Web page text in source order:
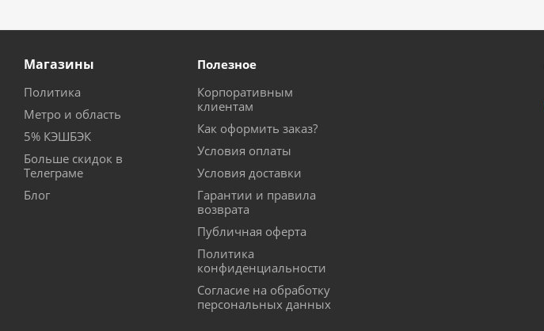
Магазины
Политика
Метро и область
5% КЭШБЭК
Больше скидок в
Телеграме
Блог
Полезное
Корпоративным
клиентам
Как оформить заказ?
Условия оплаты
Условия доставки
Гарантии и правила
возврата
Публичная оферта
Политика
конфиденциальности
Согласие на обработку
персональных данных